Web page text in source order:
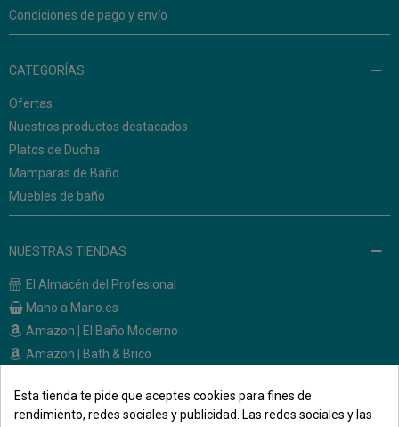
Condiciones de pago y envío
CATEGORÍAS
Ofertas
Nuestros productos destacados
Platos de Ducha
Mamparas de Baño
Muebles de baño
NUESTRAS TIENDAS
El Almacén del Profesional
Mano a Mano.es
Amazon | El Baño Moderno
Amazon | Bath & Brico
CONTACTO
Esta tienda te pide que aceptes cookies para fines de
rendimiento, redes sociales y publicidad. Las redes sociales y las